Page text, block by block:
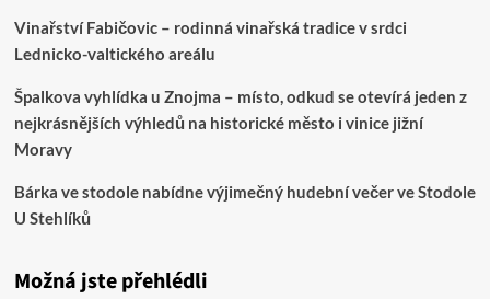
Vinařství Fabičovic – rodinná vinařská tradice v srdci
Lednicko-valtického areálu
Špalkova vyhlídka u Znojma – místo, odkud se otevírá jeden z
nejkrásnějších výhledů na historické město i vinice jižní
Moravy
Bárka ve stodole nabídne výjimečný hudební večer ve Stodole
U Stehlíků
Možná jste přehlédli